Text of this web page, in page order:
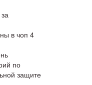
в чоп 4
по
защите